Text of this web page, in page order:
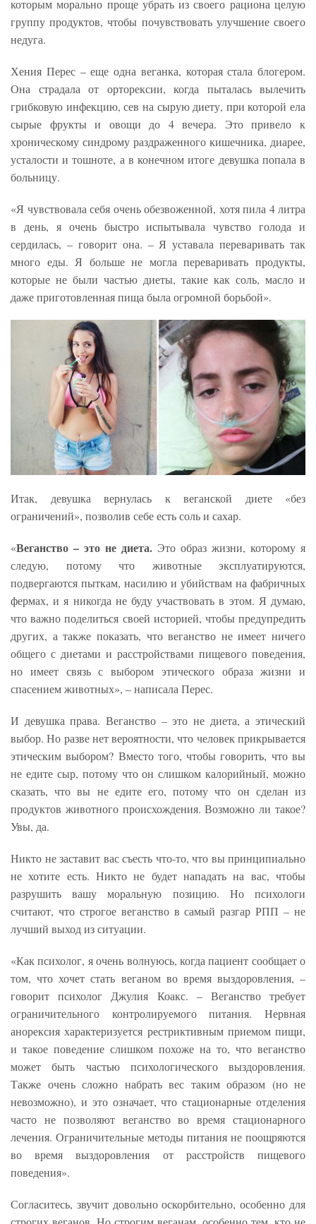
которым морально проще убрать из своего рациона целую
группу продуктов, чтобы почувствовать улучшение своего
недуга.
Хения Перес – еще одна веганка, которая стала блогером.
Она страдала от орторексии, когда пыталась вылечить
грибковую инфекцию, сев на сырую диету, при которой ела
сырые фрукты и овощи до 4 вечера. Это привело к
хроническому синдрому раздраженного кишечника, диарее,
усталости и тошноте, а в конечном итоге девушка попала в
больницу.
«Я чувствовала себя очень обезвоженной, хотя пила 4 литра
в день, я очень быстро испытывала чувство голода и
сердилась, – говорит она. – Я уставала переваривать так
много еды. Я больше не могла переваривать продукты,
которые не были частью диеты, такие как соль, масло и
даже приготовленная пища была огромной борьбой».
Итак, девушка вернулась к веганской диете «без
ограничений», позволив себе есть соль и сахар.
«Веганство – это не диета. Это образ жизни, которому я
следую, потому что животные эксплуатируются,
подвергаются пыткам, насилию и убийствам на фабричных
фермах, и я никогда не буду участвовать в этом. Я думаю,
что важно поделиться своей историей, чтобы предупредить
других, а также показать, что веганство не имеет ничего
общего с диетами и расстройствами пищевого поведения,
но имеет связь с выбором этического образа жизни и
спасением животных», – написала Перес.
И девушка права. Веганство – это не диета, а этический
выбор. Но разве нет вероятности, что человек прикрывается
этическим выбором? Вместо того, чтобы говорить, что вы
не едите сыр, потому что он слишком калорийный, можно
сказать, что вы не едите его, потому что он сделан из
продуктов животного происхождения. Возможно ли такое?
Увы, да.
Никто не заставит вас съесть что-то, что вы принципиально
не хотите есть. Никто не будет нападать на вас, чтобы
разрушить вашу моральную позицию. Но психологи
считают, что строгое веганство в самый разгар РПП – не
лучший выход из ситуации.
«Как психолог, я очень волнуюсь, когда пациент сообщает о
том, что хочет стать веганом во время выздоровления, –
говорит психолог Джулия Коакс. – Веганство требует
ограничительного контролируемого питания. Нервная
анорексия характеризуется рестриктивным приемом пищи,
и такое поведение слишком похоже на то, что веганство
может быть частью психологического выздоровления.
Также очень сложно набрать вес таким образом (но не
невозможно), и это означает, что стационарные отделения
часто не позволяют веганство во время стационарного
лечения. Ограничительные методы питания не поощряются
во время выздоровления от расстройств пищевого
поведения».
Согласитесь, звучит довольно оскорбительно, особенно для